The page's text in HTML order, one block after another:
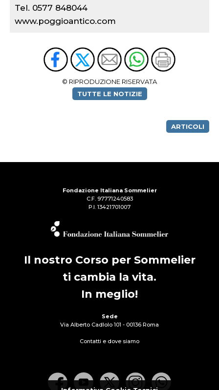
Tel. 0577 848044
www.poggioantico.com
© RIPRODUZIONE RISERVATA
TUTTE LE NOTIZIE
ARTICOLI
Fondazione Italiana Sommelier
C.F. 97771240583
P.I. 13421701007
Il nostro Corso per Sommelier
ti cambia la vita.
In meglio!
Sede
Via Alberto Cadlolo 101 - 00136 Roma
Contatti e dove siamo